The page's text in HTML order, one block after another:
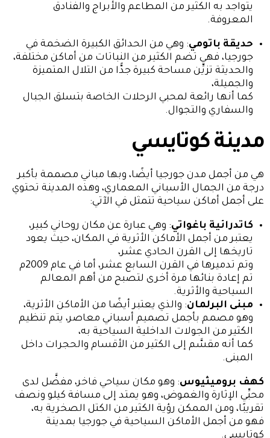
يتواجد به الكثير من المطاعم والأبراج والفنادق
المعروفة.
حديقة باتومي: وهي من الحدائق الكبيرة الضخمة في
جورجيا، فهي تضم الكثير من النباتات من أماكن مختلفة،
والحديثة تزيِّن مساحة كبيرة جدًّا من التلال المتميزة
والجميلة،
كما أنها رائعة لمحبي الرحلات الخاصة بتسلق الجبال
والسفاري والتجوال.
مدينة كوتايسي
هي من أجمل مدن جورجيا أيضًا، وبها مباني مصممة بأكبر
درجة من الجمال الأسباني المعماري، وهذه المدينة تحتوي
على أجمل أماكن سياحية تتمثل في الآتي:
كاتدرائية باغواتي: وهي عبارة عن مكان روحاني كبير،
يعتبر من أجمل الأماكن الأثرية في المكان، حيث يعود
تاريخها إلى القرن الحادي عشر،
وتم تدميرها في القرن السابع عشر، أما في عام 2009م
تم إعادة بنائها مرة أخرى لتصبح من أهم المعالم
السياحية والأثرية.
مبنى البرلمان: والذي يعتبر أيضًا من الأماكن الأثرية،
وهو مصمم بأجمل تصميم أسباني معاصر، يتم تنظيم
الكثير من الجولات الداخلية السياحية به،
كما أنه مقسَّم إلى الكثير من الأقسام والحجرات داخل
المبنى.
كهف بروميثيوس: وهو مكان سياحي فاخر، مفضَّل لدى
محبِّي الإثارة والغموض، وهو يمتد إلى مسافة كيلو ونصف
تقريبًا، ومن الممكن رؤية الكثير من الكتل الصخرية به،
فهو من أجمل الأماكن السياحية في جورجيا بمدينة
كوتايسي.